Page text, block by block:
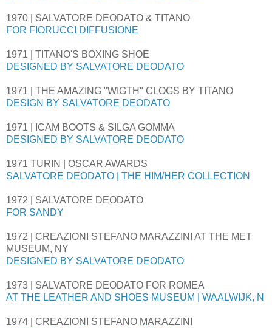
1970 | SALVATORE DEODATO & TITANO
FOR FIORUCCI DIFFUSIONE
1971 | TITANO'S BOXING SHOE
DESIGNED BY SALVATORE DEODATO
1971 | THE AMAZING "WIGTH" CLOGS BY TITANO
DESIGN BY SALVATORE DEODATO
1971 | ICAM BOOTS & SILGA GOMMA
DESIGNED BY SALVATORE DEODATO
1971 TURIN | OSCAR AWARDS
SALVATORE DEODATO | THE HIM/HER COLLECTION
1972 | SALVATORE DEODATO
FOR SANDY
1972 | CREAZIONI STEFANO MARAZZINI AT THE MET
MUSEUM, NY
DESIGNED BY SALVATORE DEODATO
1973 | SALVATORE DEODATO FOR ROMEA
AT THE LEATHER AND SHOES MUSEUM | WAALWIJK, N
1974 | CREAZIONI STEFANO MARAZZINI